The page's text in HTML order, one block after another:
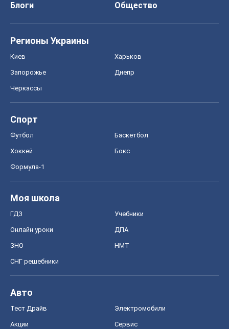
Блоги
Общество
Регионы Украины
Киев Харьков
Запорожье Днепр
Черкассы
Спорт
Футбол Баскетбол
Хоккей Бокс
Формула-1
Моя школа
ГДЗ Учебники
Онлайн уроки ДПА
ЗНО НМТ
СНГ решебники
Авто
Тест Драйв Электромобили
Акции Сервис